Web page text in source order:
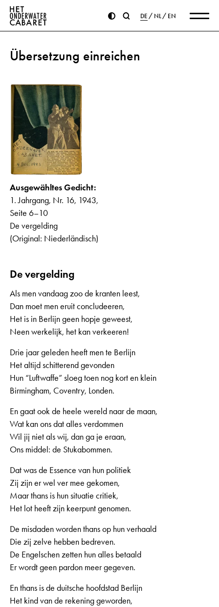
DE NL EN
Übersetzung einreichen
Ausgewähltes Gedicht:
1. Jahrgang, Nr. 16, 1943,
Seite 6–10
De vergelding
(Original: Niederländisch)
De vergelding
Als men vandaag zoo de kranten leest,
Dan moet men eruit concludeeren,
Het is in Berlijn geen hopje geweest,
Neen werkelijk, het kan verkeeren!
Drie jaar geleden heeft men te Berlijn
Het altijd schitterend gevonden
Hun “Luftwaffe” sloeg toen nog kort en klein
Birmingham, Coventry, Londen.
En gaat ook de heele wereld naar de maan,
Wat kan ons dat alles verdommen
Wil jij niet als wij, dan ga je eraan,
Ons middel: de Stukabommen.
Dat was de Essence van hun politiek
Zij zijn er wel ver mee gekomen,
Maar thans is hun situatie critiek,
Het lot heeft zijn keerpunt genomen.
De misdaden worden thans op hun verhaald
Die zij zelve hebben bedreven.
De Engelschen zetten hun alles betaald
Er wordt geen pardon meer gegeven.
En thans is de duitsche hoofdstad Berlijn
Het kind van de rekening geworden,